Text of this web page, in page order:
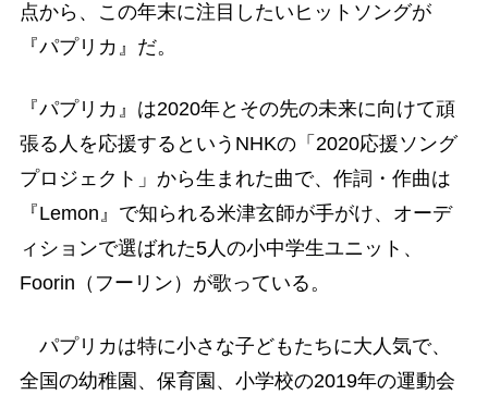
点から、この年末に注目したいヒットソングが
『パプリカ』だ。
『パプリカ』は2020年とその先の未来に向けて頑
張る人を応援するというNHKの「2020応援ソング
プロジェクト」から生まれた曲で、作詞・作曲は
『Lemon』で知られる米津玄師が手がけ、オーデ
ィションで選ばれた5人の小中学生ユニット、
Foorin（フーリン）が歌っている。
パプリカは特に小さな子どもたちに大人気で、
全国の幼稚園、保育園、小学校の2019年の運動会